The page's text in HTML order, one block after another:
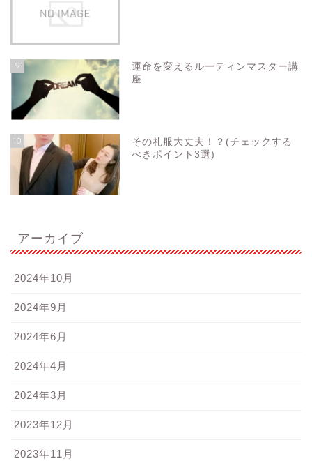
9
運命を変えるルーティンマスター講
座
10
その礼服大丈夫！？(チェックする
べきポイント3選)
アーカイブ
2024年10月
2024年9月
2024年6月
2024年4月
2024年3月
2023年12月
2023年11月